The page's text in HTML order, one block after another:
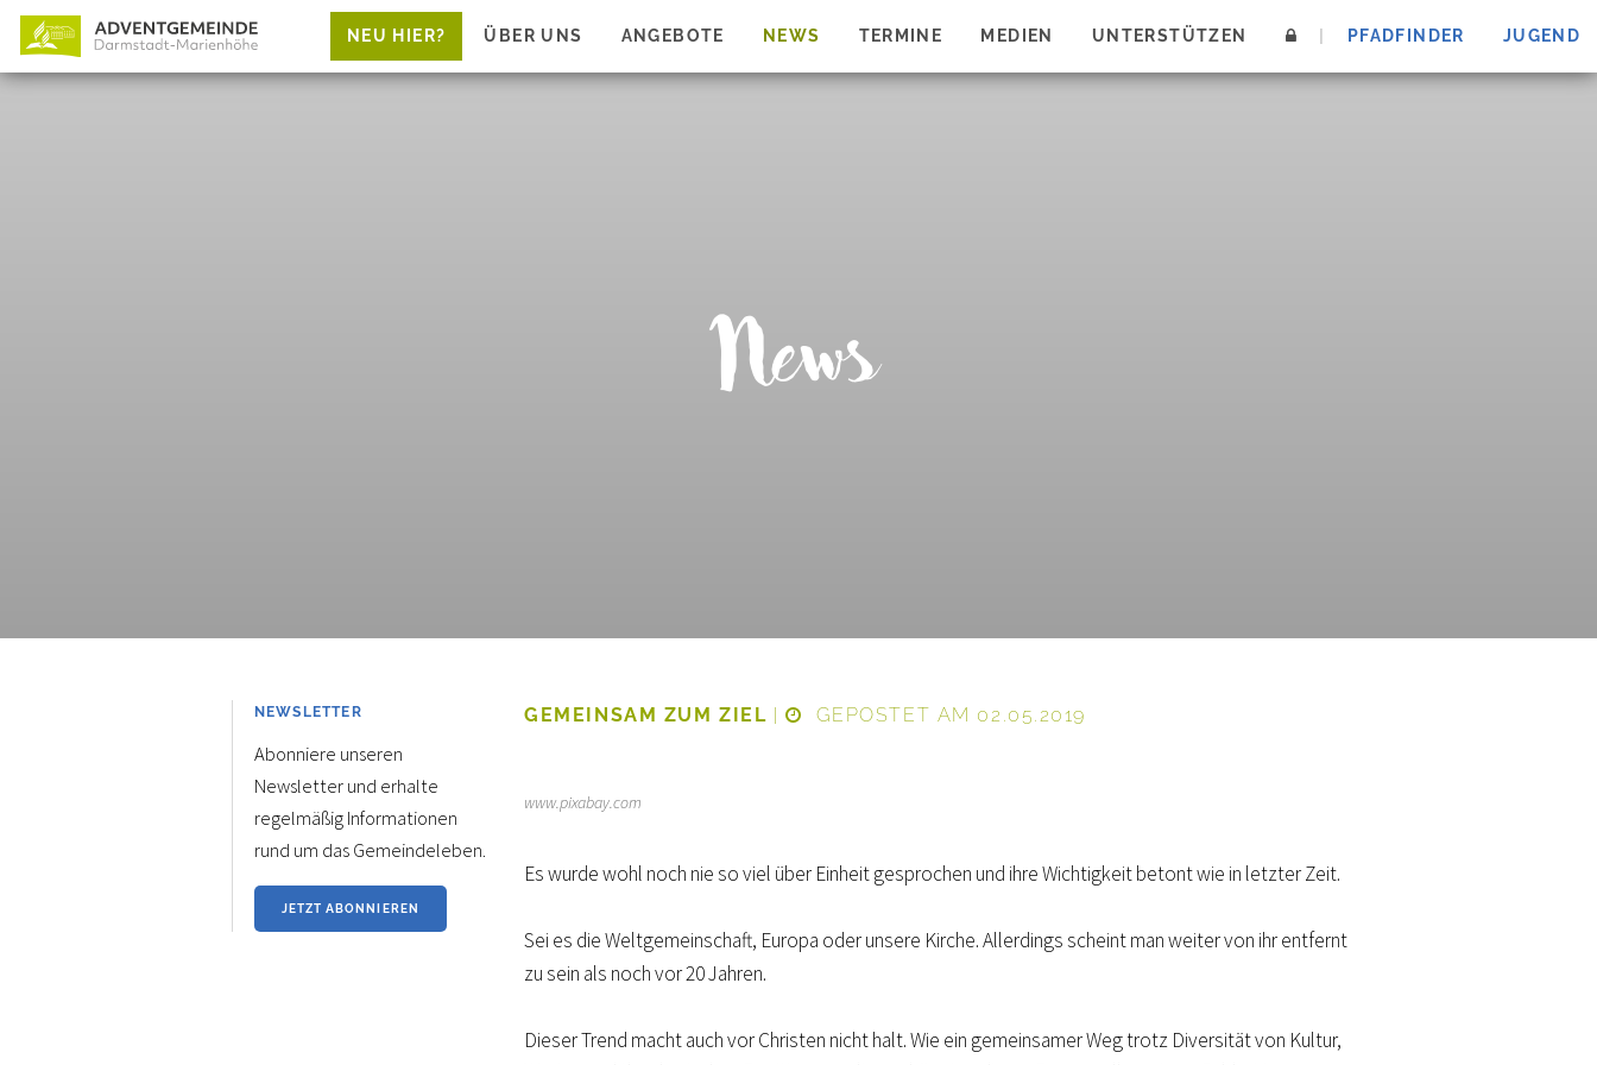
NEU HIER? ÜBER UNS ANGEBOTE NEWS TERMINE MEDIEN UNTERSTÜTZEN PFADFINDER JUGEND
News
NEWSLETTER
Abonniere unseren
Newsletter und erhalte
regelmäßig Informationen
rund um das Gemeindeleben.
JETZT ABONNIEREN
GEMEINSAM ZUM ZIEL | GEPOSTET AM 02.05.2019
www.pixabay.com
Es wurde wohl noch nie so viel über Einheit gesprochen und ihre Wichtigkeit betont wie in letzter Zeit.
Sei es die Weltgemeinschaft, Europa oder unsere Kirche. Allerdings scheint man weiter von ihr entfernt
zu sein als noch vor 20 Jahren.
Dieser Trend macht auch vor Christen nicht halt. Wie ein gemeinsamer Weg trotz Diversität von Kultur,